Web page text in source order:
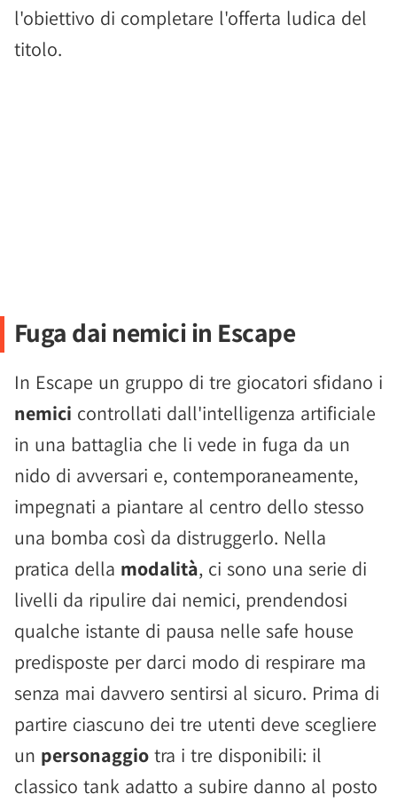
l'obiettivo di completare l'offerta ludica del
titolo.
Fuga dai nemici in Escape
In Escape un gruppo di tre giocatori sfidano i
nemici controllati dall'intelligenza artificiale
in una battaglia che li vede in fuga da un
nido di avversari e, contemporaneamente,
impegnati a piantare al centro dello stesso
una bomba così da distruggerlo. Nella
pratica della modalità, ci sono una serie di
livelli da ripulire dai nemici, prendendosi
qualche istante di pausa nelle safe house
predisposte per darci modo di respirare ma
senza mai davvero sentirsi al sicuro. Prima di
partire ciascuno dei tre utenti deve scegliere
un personaggio tra i tre disponibili: il
classico tank adatto a subire danno al posto